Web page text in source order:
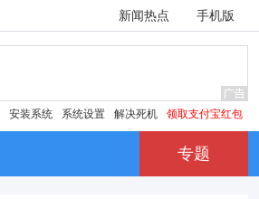
新闻热点 手机版
安装系统 系统设置 解决死机 领取支付宝红包
专题